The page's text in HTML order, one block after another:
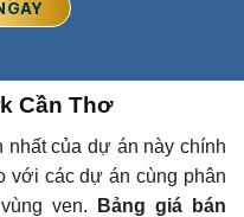
Cần Thơ
nhất của dự án này chính
với các dự án cùng phân
ven.
Bảng giá bán